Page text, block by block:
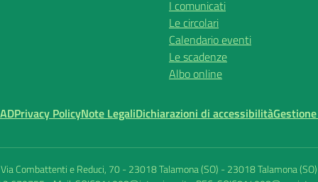
I comunicati
Le circolari
Calendario eventi
Le scadenze
Albo online
Privacy PolicyNote LegaliDichiarazioni di accessibilità
Via Combattenti e Reduci, 70 - 23018 Talamona (SO) - 23018 Talamona (SO)